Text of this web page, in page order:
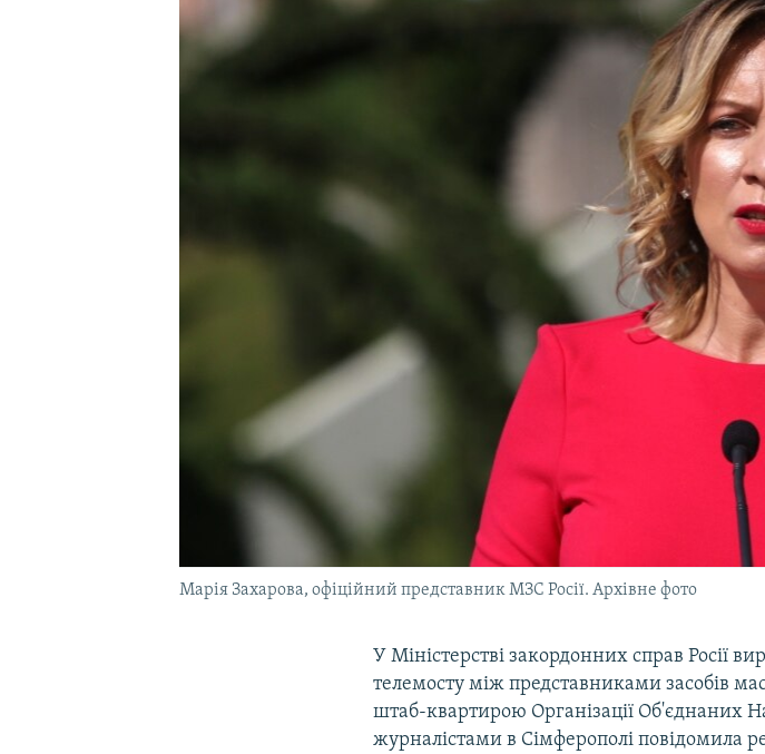
Марія Захарова, офіційний представник МЗС Росії. Архівне фото
У Міністерстві закордонних справ Росії
телемосту між представниками засобів
штаб-квартирою Організації Об'єднаних
журналістами в Сімферополі повідомила